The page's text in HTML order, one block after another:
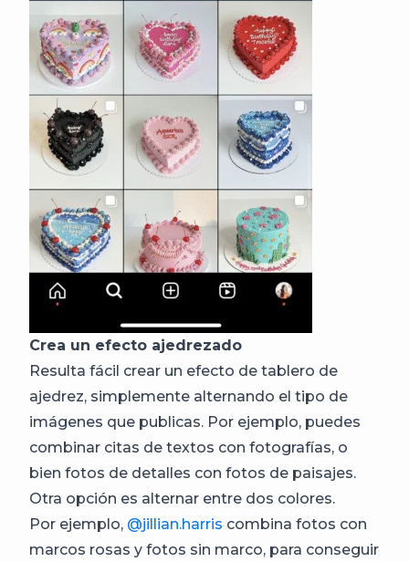
Crea un efecto ajedrezado
Resulta fácil crear un efecto de tablero de
ajedrez, simplemente alternando el tipo de
imágenes que publicas. Por ejemplo, puedes
combinar citas de textos con fotografías, o
bien fotos de detalles con fotos de paisajes.
Otra opción es alternar entre dos colores.
Por ejemplo, @jillian.harris combina fotos con
marcos rosas y fotos sin marco, para conseguir